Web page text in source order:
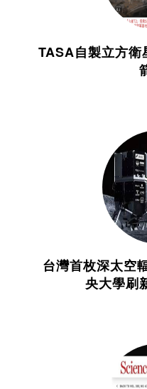
TASA自製立方
台灣首枚深太空
央大學刷